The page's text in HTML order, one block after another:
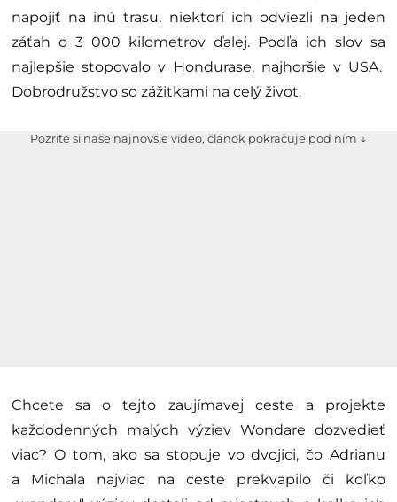
napojiť na inú trasu, niektorí ich odviezli na jeden
záťah o 3 000 kilometrov ďalej. Podľa ich slov sa
najlepšie stopovalo v Hondurase, najhoršie v USA.
Dobrodružstvo so zážitkami na celý život.
Pozrite si naše najnovšie video, článok pokračuje pod ním ↓
Chcete sa o tejto zaujímavej ceste a projekte
každodenných malých výziev Wondare dozvedieť
viac? O tom, ako sa stopuje vo dvojici, čo Adrianu
a Michala najviac na ceste prekvapilo či koľko